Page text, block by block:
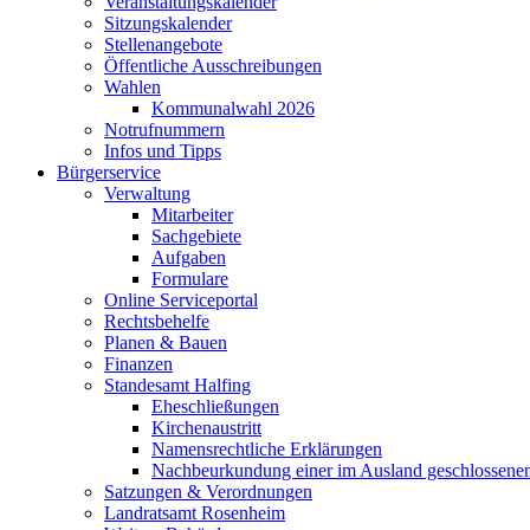
Sitzungskalender
Stellenangebote
Öffentliche Ausschreibungen
Wahlen
Kommunalwahl 2026
Notrufnummern
Infos und Tipps
Bürgerservice
Verwaltung
Mitarbeiter
Sachgebiete
Aufgaben
Formulare
Online Serviceportal
Rechtsbehelfe
Planen & Bauen
Finanzen
Standesamt Halfing
Eheschließungen
Kirchenaustritt
Namensrechtliche Erklärungen
Nachbeurkundung einer im Ausland
Satzungen & Verordnungen
Landratsamt Rosenheim